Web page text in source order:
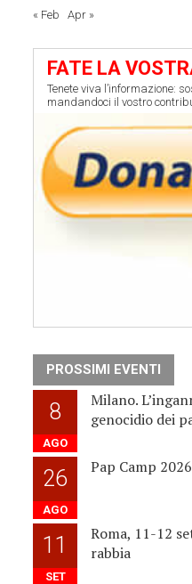
« Feb Apr »
FATE LA
Tenete viva l’informazione:
mandandoci il vostro
PROSSIMI EVENTI
8
AGO
Milano.
genocidio dei
26
AGO
Pap Camp
11
SET
Roma, 11-12
rabbia